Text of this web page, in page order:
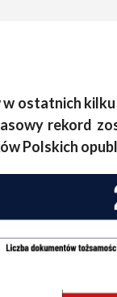
ostatnich
rekord
Polskich